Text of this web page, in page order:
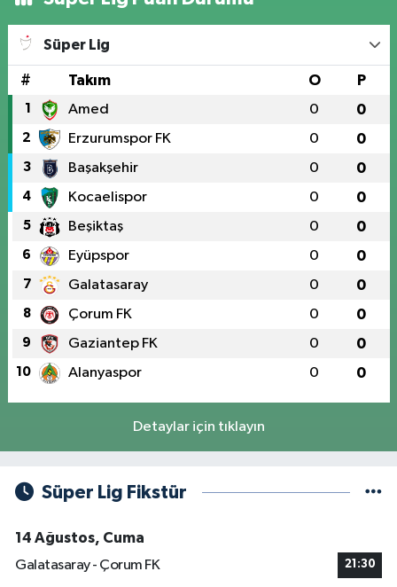
Süper Lig
# Takım O P
1 Amed 0 0
2 Erzurumspor FK 0 0
3 Başakşehir 0 0
4 Kocaelispor 0 0
5 Beşiktaş 0 0
6 Eyüpspor 0 0
7 Galatasaray 0 0
8 Çorum FK 0 0
9 Gaziantep FK 0 0
10 Alanyaspor 0 0
Detaylar için tıklayın
Süper Lig Fikstür
14 Ağustos, Cuma
Galatasaray - Çorum FK
21:30